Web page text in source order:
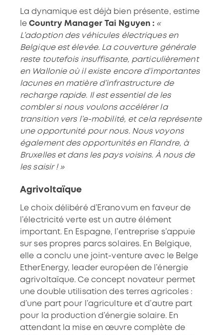
La dynamique est déjà bien présente, estime
leCountry Manager Tai Nguyen : «
L’adoption des véhicules électriques en
Belgique est élevée. La couverture générale
reste toutefois insuffisante, particulièrement
en Wallonie où il existe encore d’importantes
lacunes en matière d’infrastructure de
recharge rapide. Il est essentiel de les
combler si nous voulons accélérer la
transition vers l’e-mobilité, et cela représente
une opportunité pour nous. Nous voyons
également des opportunités en Flandre, à
Bruxelles et dans les pays voisins. À nous de
les saisir ! »
Agrivoltaïque
Le choix délibéré d’Eranovum en faveur de
l’électricité verte est un autre élément
important. En Espagne, l’entreprise s’appuie
sur ses propres parcs solaires. En Belgique,
elle a conclu une joint-venture avec le Belge
EtherEnergy, leader européen de l’énergie
agrivoltaïque. Ce concept novateur permet
une double utilisation des terres agricoles :
d’une part pour l’agriculture et d’autre part
pour la production d’énergie solaire. En
attendant la mise en œuvre complète de